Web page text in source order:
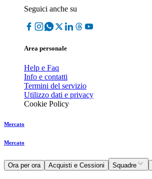
Seguici anche su
Area personale
Help e Faq
Info e contatti
Termini del servizio
Utilizzo dati e privacy
Cookie Policy
Mercato
Mercato
Ora per ora Acquisti e Cessioni Squadre